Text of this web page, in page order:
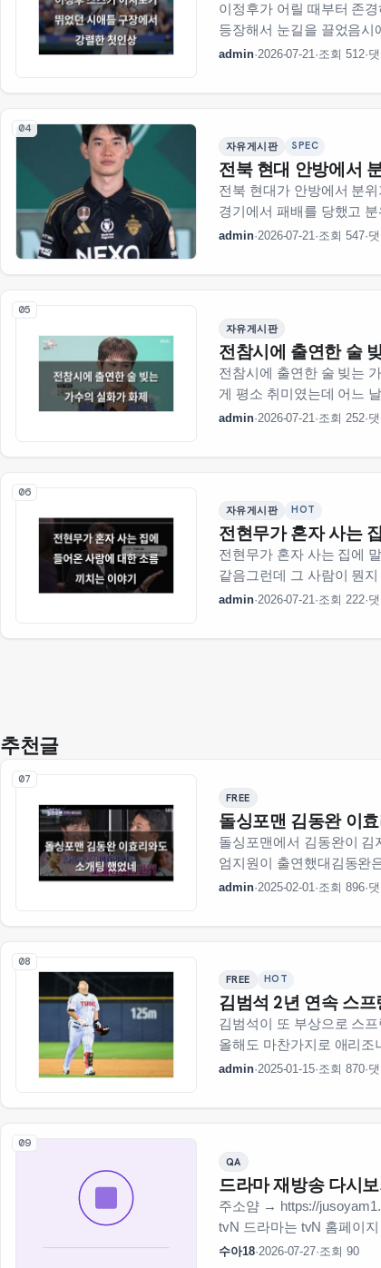
이정후가 어릴 때부터 존
등장해서 눈길을 끌었음
경기 시…
admin·2026-07-21 ·조회 512·
04
자유게시판 SPEC
전북 현대 안방에서
전북 현대가 안방에서 분
경기에서 패배를 당했고
admin·2026-07-21·조회 547·
05
자유게시판
전참시에 출연한 술
전참시에 출연한 술 빚는
게 평소 취미였는데 어느
admin·2026-07-21 ·조회 252·
06
자유게시판 HOT
전현무가 혼자 사는
전현무가 혼자 사는 집에
같음그런데 그 사람이 뭔
했는데 결국은 …
admin·2026-07-21·조회 222·
추천글
07
FREE
돌싱포맨 김동완 이
돌싱포맨에서 김동완이
엄지원이 출연했대김동완
언급하며 당시…
admin·2025-02-01 ·조회 896·
08
FREE HOT
김범석 2년 연속 스
김범석이 또 부상으로 스
올해도 마찬가지로 애리
상황일 듯…
admin·2025-01-15·조회 870·
09
QA
드라마 재방송 다시
주소얌 → https://
tvN 드라마는 tvN 홈페이
수아18·2026-07-27·조회 90